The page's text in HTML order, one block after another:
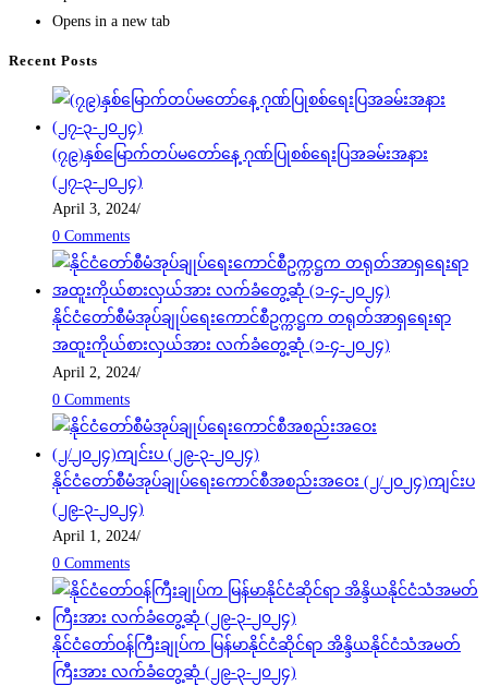
Opens in a new tab
Recent Posts
(၇၉)နှစ်မြောက်တပ်မတော်နေ့ ဂုဏ်ပြုစစ်ရေးပြအခမ်းအနား
(၂၇-၃-၂၀၂၄)
April 3, 2024/
0 Comments
နိုင်ငံတော်စီမံအုပ်ချုပ်ရေးကောင်စီဥက္ကဋ္ဌက တရုတ်အာရှရေးရာ
အထူးကိုယ်စားလှယ်အား လက်ခံတွေ့ဆုံ (၁-၄-၂၀၂၄)
April 2, 2024/
0 Comments
နိုင်ငံတော်စီမံအုပ်ချုပ်ရေးကောင်စီအစည်းအဝေး (၂/၂၀၂၄)ကျင်းပ
(၂၉-၃-၂၀၂၄)
April 1, 2024/
0 Comments
နိုင်ငံတော်ဝန်ကြီးချုပ်က မြန်မာနိုင်ငံဆိုင်ရာ အိန္ဒိယနိုင်ငံသံအမတ်
ကြီးအား လက်ခံတွေ့ဆုံ (၂၉-၃-၂၀၂၄)